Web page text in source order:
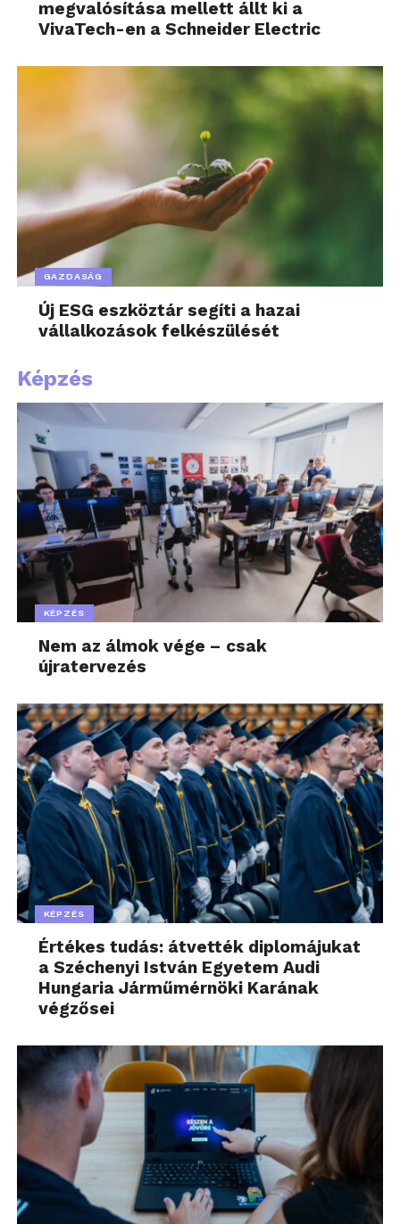
megvalósítása mellett állt ki a
VivaTech-en a Schneider Electric
GAZDASÁG
Új ESG eszköztár segíti a hazai
vállalkozások felkészülését
Képzés
KÉPZÉS
Nem az álmok vége – csak
újratervezés
KÉPZÉS
Értékes tudás: átvették diplomájukat
a Széchenyi István Egyetem Audi
Hungaria Járműmérnöki Karának
végzősei